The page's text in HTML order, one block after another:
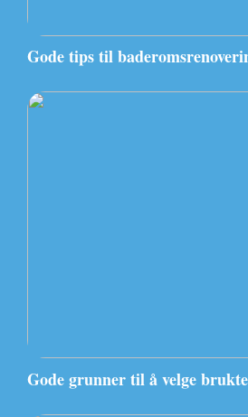
Gode tips til
Gode grunner til å velge